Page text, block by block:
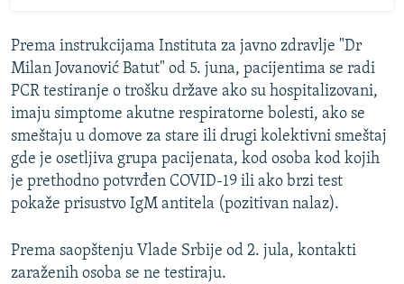
Prema instrukcijama Instituta za javno zdravlje "Dr
Milan Jovanović Batut" od 5. juna, pacijentima se radi
PCR testiranje o trošku države ako su hospitalizovani,
imaju simptome akutne respiratorne bolesti, ako se
smeštaju u domove za stare ili drugi kolektivni smeštaj
gde je osetljiva grupa pacijenata, kod osoba kod kojih
je prethodno potvrđen COVID-19 ili ako brzi test
pokaže prisustvo IgM antitela (pozitivan nalaz).
Prema saopštenju Vlade Srbije od 2. jula, kontakti
zaraženih osoba se ne testiraju.